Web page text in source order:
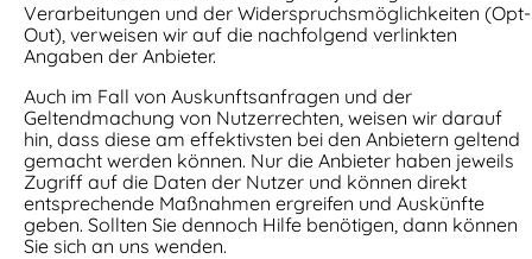
Verarbeitungen und der Widerspruchsmöglichkeiten (Opt-
Out), verweisen wir auf die nachfolgend verlinkten
Angaben der Anbieter.
Auch im Fall von Auskunftsanfragen und der
Geltendmachung von Nutzerrechten, weisen wir darauf
hin, dass diese am effektivsten bei den Anbietern geltend
gemacht werden können. Nur die Anbieter haben jeweils
Zugriff auf die Daten der Nutzer und können direkt
entsprechende Maßnahmen ergreifen und Auskünfte
geben. Sollten Sie dennoch Hilfe benötigen, dann können
Sie sich an uns wenden.